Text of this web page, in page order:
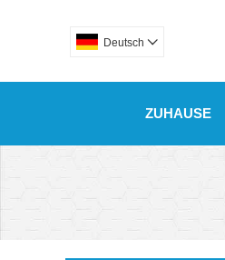
Deutsch 
ZUHAUSE